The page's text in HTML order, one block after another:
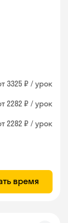
3325 ₽ / урок
2282 ₽ / урок
2282 ₽ / урок
время